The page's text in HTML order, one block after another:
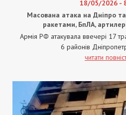
18/05/2026 -
Масована атака на Дніпро
ракетами, БпЛА,
Армія РФ атакувала ввечері 17
6 районів
читати